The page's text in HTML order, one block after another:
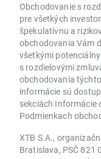
Obchodovanie s
pre všetkých
špekulatívnu a
obchodovania Vám
všetkými
s rozdielovými
obchodovania
informácie sú
sekciách Informácie
Podmienkach
XTB S.A.,
Bratislava, PSČ 821